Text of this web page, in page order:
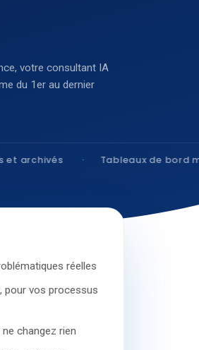
votre consultant IA
du 1er au dernier
Tableaux de bord mis à jour
réelles
pour vos processus
changez rien